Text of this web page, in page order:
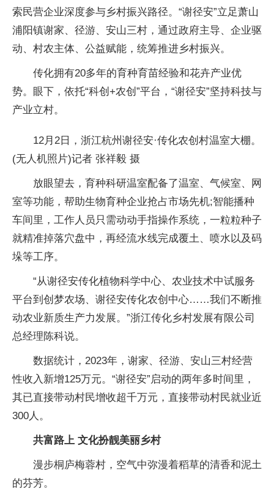
索民营企业深度参与乡村振兴路径。“谢径安”立足萧山
浦阳镇谢家、径游、安山三村，通过政府主导、企业驱
动、村农主体、公益赋能，统筹推进乡村振兴。
传化拥有20多年的育种育苗经验和花卉产业优
势。眼下，依托“科创+农创”平台，“谢径安”坚持科技与
产业立村。
12月2日，浙江杭州谢径安·传化农创村温室大棚。
(无人机照片)记者 张祥毅 摄
放眼望去，育种科研温室配备了温室、气候室、网
室等功能，帮助生物育种企业抢占市场先机;智能播种
车间里，工作人员只需动动手指操作系统，一粒粒种子
就精准掉落穴盘中，再经流水线完成覆土、喷水以及码
垛等工序。
“从谢径安传化植物科学中心、农业技术中试服务
平台到创梦农场、谢径安传化农创中心……我们不断推
动农业新质生产力发展。”浙江传化乡村发展有限公司
总经理陈科说。
数据统计，2023年，谢家、径游、安山三村经营
性收入新增125万元。“谢径安”启动的两年多时间里，
其已直接带动村民增收超千万元，直接带动村民就业近
300人。
共富路上 文化扮靓美丽乡村
漫步桐庐梅蓉村，空气中弥漫着稻草的清香和泥土
的芬芳。